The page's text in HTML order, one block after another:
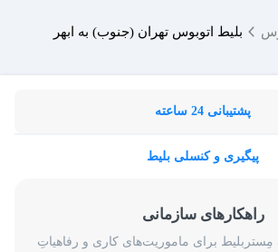
بلیط اتوبوس تهران (جنوب) به ابهر
پشتیبانی 24 ساعته
پیگیری و کنسلی بلیط
راهکارهای سازمانی
برای ماموریت‌های کاری و رفاهیاتِ